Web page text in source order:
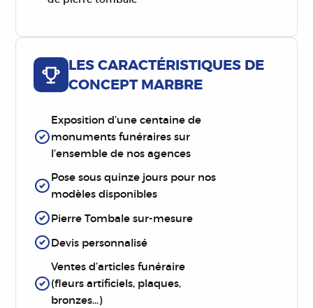
LES CARACTÉRISTIQUES DE
CONCEPT MARBRE
Exposition d’une centaine de
monuments funéraires sur
l’ensemble de nos agences
Pose sous quinze jours pour nos
modèles disponibles
Pierre Tombale sur-mesure
Devis personnalisé
Ventes d’articles funéraire
(fleurs artificiels, plaques,
bronzes…)